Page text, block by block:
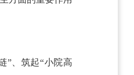
”、筑起“小院高